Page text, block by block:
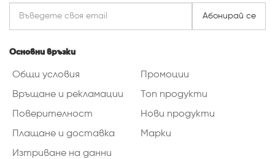
Абонирай се
Основни връзки
Общи условия
Връщане и рекламации
Поверителност
Плащане и доставка
Изтриване на данни
Промоции
Топ продукти
Нови продукти
Марки